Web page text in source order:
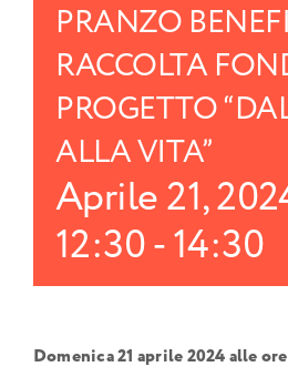
PRANZO
RACCOLTA
PROGETTO
ALLA VITA”
Aprile 21,
12:30-14:30
Domenica 21 aprile 2024 alle